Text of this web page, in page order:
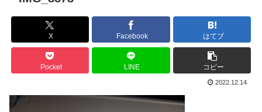
X Facebook はてブ
Pocket LINE コピー
2022.12.14